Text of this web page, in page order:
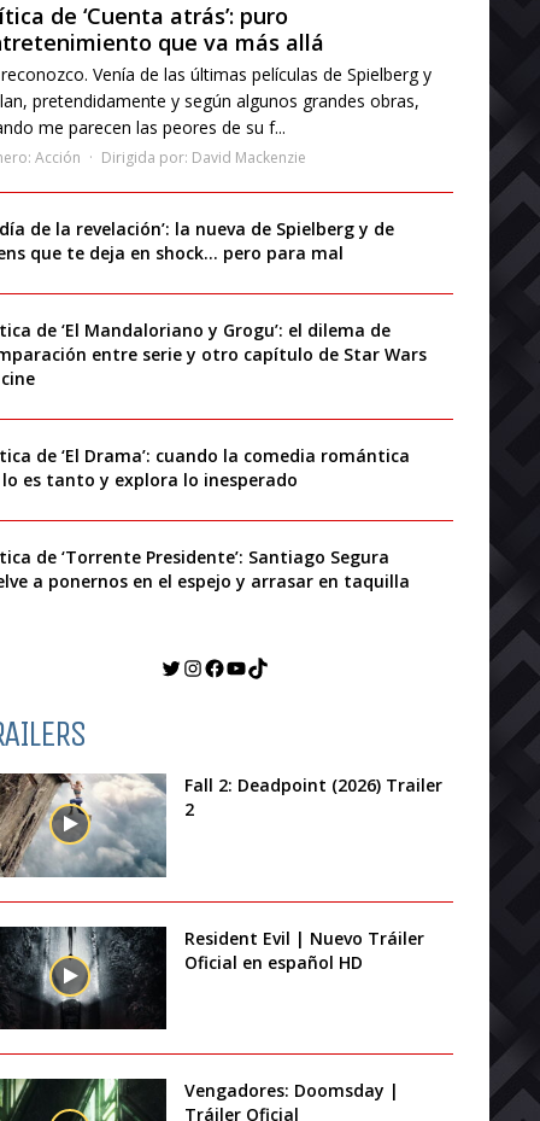
de ‘Cuenta atrás’: puro
que va más allá
Venía de las últimas películas de Spielberg y
pretendidamente y según algunos grandes obras,
me parecen las peores de su f...
Acción Dirigida por: David Mackenzie
día de la revelación’: la nueva de Spielberg y de
que te deja en shock… pero para mal
de ‘El Mandaloriano y Grogu’: el dilema de
entre serie y otro capítulo de Star Wars
de ‘El Drama’: cuando la comedia romántica
es tanto y explora lo inesperado
de ‘Torrente Presidente’: Santiago Segura
a ponernos en el espejo y arrasar en taquilla
Twitter
Instagram
Facebook
YouTube
TikTok
Fall 2: Deadpoint (2026) Trailer
2
Resident Evil | Nuevo Tráiler
Oficial en español HD
Vengadores: Doomsday |
Tráiler Oficial